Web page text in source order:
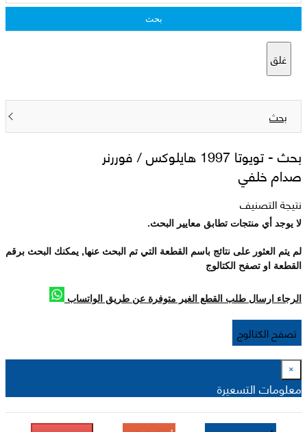
بحث
غلق
بحث
بحث - تويوتا 1997 هايلوکس / فوررنر
صدام خلفي
نتيجة التصنيف
لا يوجد أي منتجات تطابق معايير البحث.
لم يتم العثور على نتائج باسم القطعة التي تم البحث عنها, يمكنك البحث برقم
القطعة او تصفح الكتالوج
الرجاء ارسال طلب القطع الغير متوفرة عن طريق الواتساب
تصفح الكتالوج
×
معلومات التسعيرة